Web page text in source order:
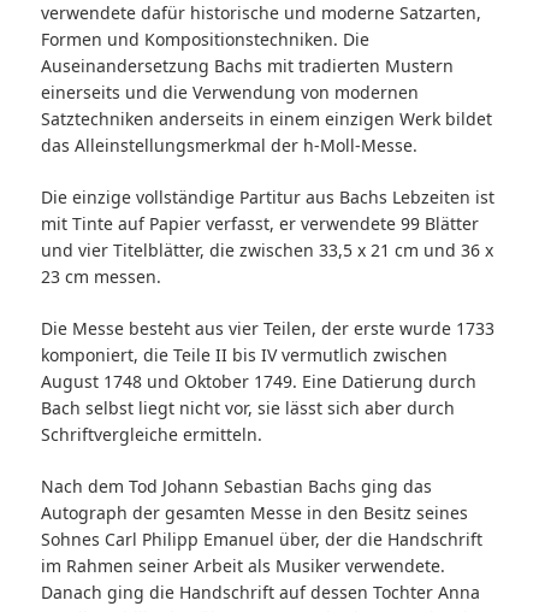
verwendete dafür historische und moderne Satzarten,
Formen und Kompositionstechniken. Die
Auseinandersetzung Bachs mit tradierten Mustern
einerseits und die Verwendung von modernen
Satztechniken anderseits in einem einzigen Werk bildet
das Alleinstellungsmerkmal der h-Moll-Messe.
Die einzige vollständige Partitur aus Bachs Lebzeiten ist
mit Tinte auf Papier verfasst, er verwendete 99 Blätter
und vier Titelblätter, die zwischen 33,5 x 21 cm und 36 x
23 cm messen.
Die Messe besteht aus vier Teilen, der erste wurde 1733
komponiert, die Teile II bis IV vermutlich zwischen
August 1748 und Oktober 1749. Eine Datierung durch
Bach selbst liegt nicht vor, sie lässt sich aber durch
Schriftvergleiche ermitteln.
Nach dem Tod Johann Sebastian Bachs ging das
Autograph der gesamten Messe in den Besitz seines
Sohnes Carl Philipp Emanuel über, der die Handschrift
im Rahmen seiner Arbeit als Musiker verwendete.
Danach ging die Handschrift auf dessen Tochter Anna